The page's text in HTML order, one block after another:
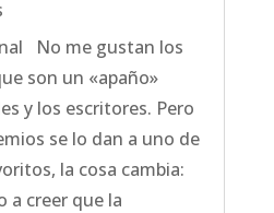
No me gustan los
son un «apaño»
y los escritores. Pero
se lo dan a uno de
la cosa cambia:
a creer que la